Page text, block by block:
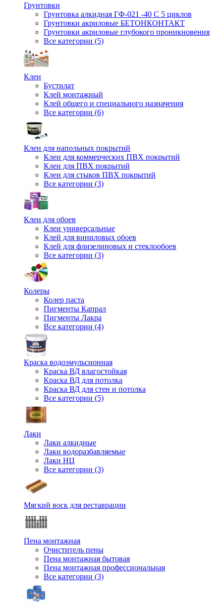
Грунтовки
Грунтовка алкидная ГФ-021 -40 С 5 циклов
Грунтовки акриловые БЕТОНКОНТАКТ
Грунтовки акриловые глубокого проникновения
Все категории (5)
Клеи
Бустилат
Клей монтажный
Клей общего и специального назначения
Все категории (6)
Клеи для напольных покрытий
Клеи для коммерческих ПВХ покрытий
Клеи для ПВХ покрытий
Клеи для стыков ПВХ покрытий
Все категории (3)
Клеи для обоев
Клеи универсальные
Клей для виниловых обоев
Клей для флизелиновых и стеклообоев
Все категории (3)
Колеры
Колер паста
Пигменты Капрал
Пигменты Лакра
Все категории (4)
Краска водоэмульсионная
Краска ВД влагостойкая
Краска ВД для потолка
Краска ВД для стен и потолка
Все категории (5)
Лаки
Лаки алкидные
Лаки водоразбавляемые
Лаки НЦ
Все категории (3)
Мягкий воск для реставрации
Пена монтажная
Очиститель пены
Пена монтажная бытовая
Пена монтажная профессиональная
Все категории (3)